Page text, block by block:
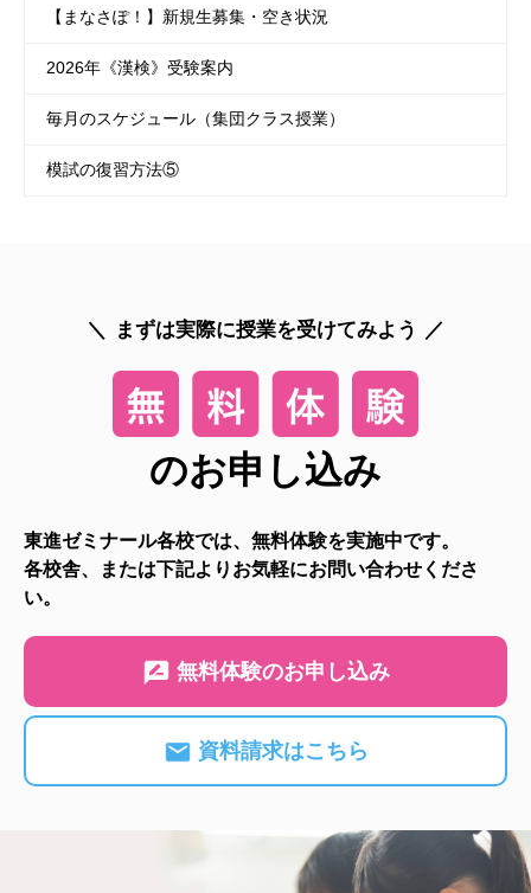
【まなさぽ！】新規生募集・空き状況
2026年《漢検》受験案内
毎月のスケジュール（集団クラス授業）
模試の復習方法⑤
まずは実際に授業を受けてみよう
のお申し込み
東進ゼミナール各校では、無料体験を実施中です。
各校舎、または下記よりお気軽にお問い合わせくださ
い。
無料体験のお申し込み
資料請求はこちら